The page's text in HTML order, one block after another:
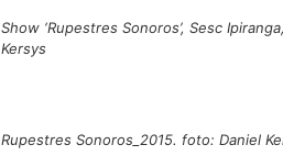
Show ‘Rupestres Sonoros’, Sesc
Kersys
Rupestres Sonoros_2015. foto: Daniel